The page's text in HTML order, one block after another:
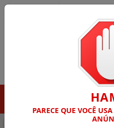
DESTAQUE EM PORTO
PARECE QUE VOCÊ